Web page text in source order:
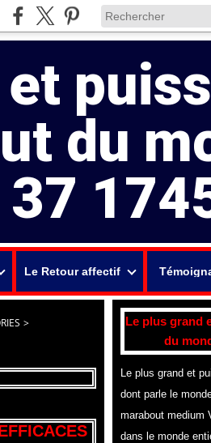
du
Le Retour affectif
>
Le plus grand
du
Le plus grand et
dont parle le
marabout medium
dans le monde